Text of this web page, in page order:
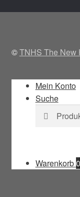
©TNHS The New
Mein Konto
Suche
Suchen
nach:
Suchen
Warenkorb0